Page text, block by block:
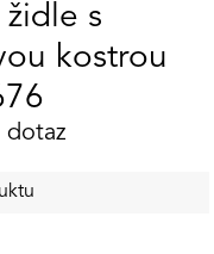
s
kostrou
dotaz